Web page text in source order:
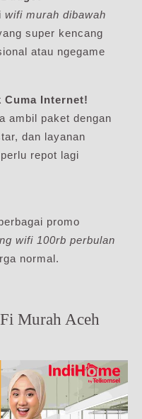
wifi murah dibawah
super kencang
atau ngegame
Cuma Internet!
ambil paket dengan
dan layanan
repot lagi
promo
wifi 100rb perbulan
normal.
Murah Aceh